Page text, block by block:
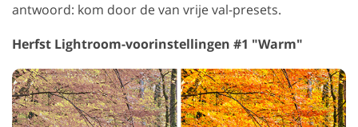
antwoord: kom door de van vrije val-presets.
Herfst Lightroom-voorinstellingen #1 "Warm"